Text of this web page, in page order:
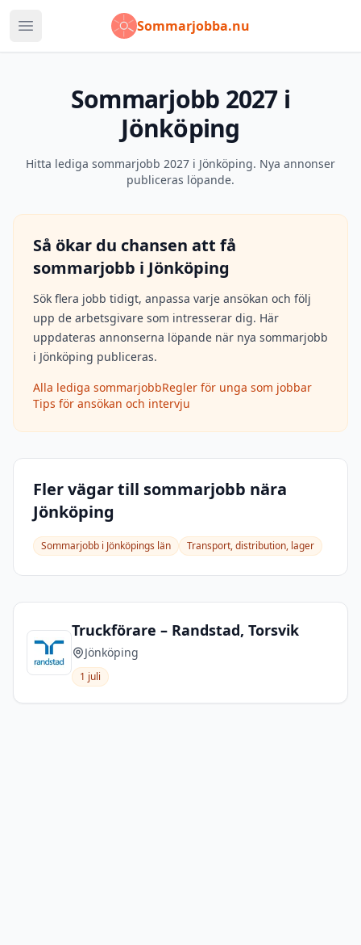
Öppna huvudmenySommarjobba.nu
Sommarjobb 2027 i
Jönköping
Hitta lediga sommarjobb 2027 i Jönköping. Nya annonser
publiceras löpande.
Så ökar du chansen att få
sommarjobb i Jönköping
Sök flera jobb tidigt, anpassa varje ansökan och följ
upp de arbetsgivare som intresserar dig. Här
uppdateras annonserna löpande när nya sommarjobb
i Jönköping publiceras.
Alla lediga sommarjobbRegler för unga som jobbar
Tips för ansökan och intervju
Fler vägar till sommarjobb nära
Jönköping
Sommarjobb i Jönköpings län Transport, distribution, lager
Truckförare – Randstad, Torsvik
Jönköping
1 juli